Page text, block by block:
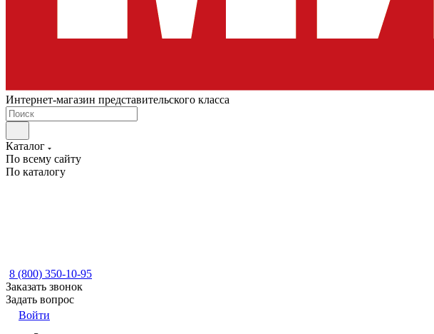
Интернет-магазин представительского класса
Каталог
По всему сайту
По каталогу
8 (800) 350-10-95
Заказать звонок
Задать вопрос
Войти